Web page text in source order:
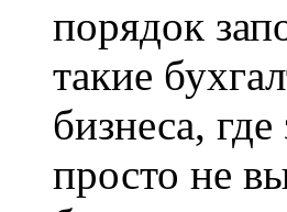
порядок
такие
бизнеса,
просто не